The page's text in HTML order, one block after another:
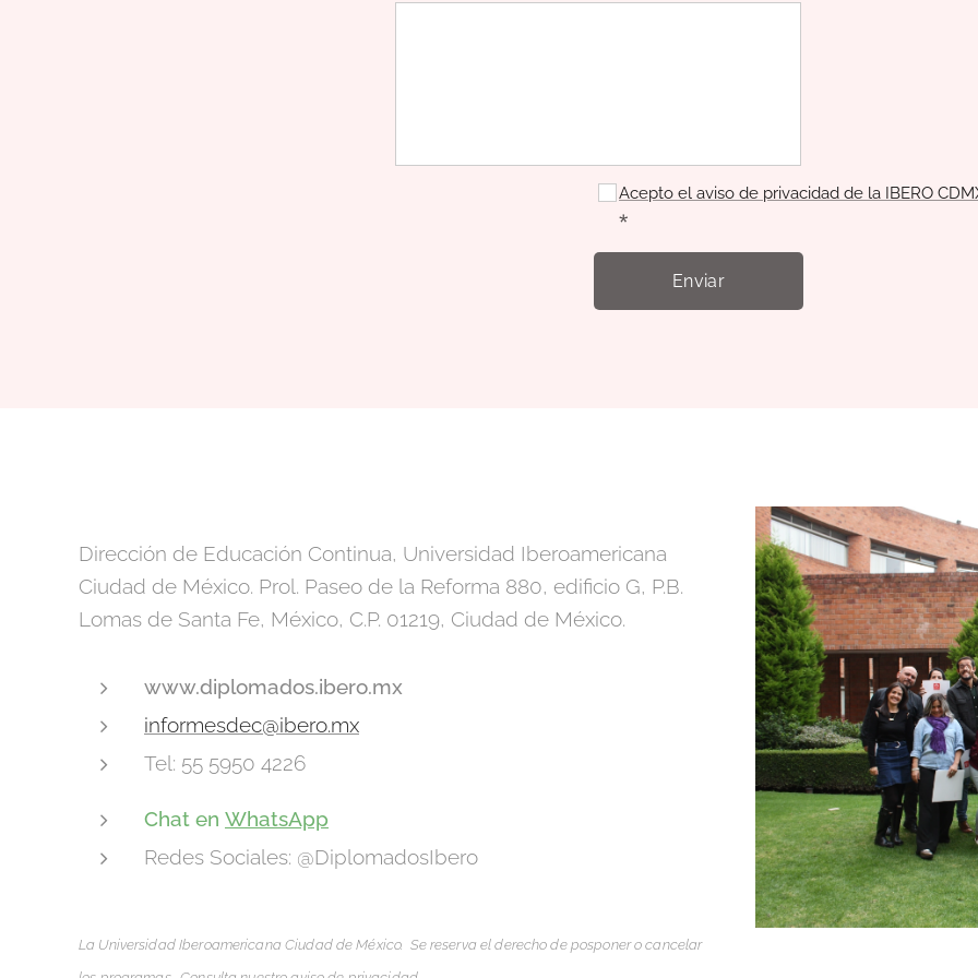
Acepto el aviso de privacidad de la IBERO
Enviar
Dirección de Educación Continua, Universidad Iberoamericana
Ciudad de México. Prol. Paseo de la Reforma 880, edificio G, P.B.
Lomas de Santa Fe, México, C.P. 01219, Ciudad de México.
www.diplomados.ibero.mx
informesdec@ibero.mx
Tel: 55 5950 4226
Chat en WhatsApp
Redes Sociales: @DiplomadosIbero
La Universidad Iberoamericana Ciudad de México. Se reserva el derecho de posponer o cancelar